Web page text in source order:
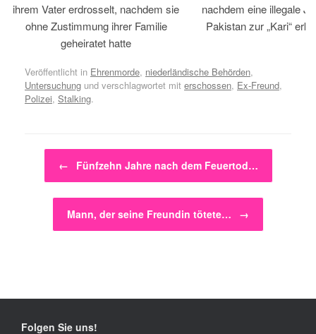
ihrem Vater erdrosselt, nachdem sie
ohne Zustimmung ihrer Familie
geheiratet hatte
nachdem eine illegale
Pakistan zur „Kari“
Veröffentlicht in Ehrenmorde, niederländische Behörden,
Untersuchung und verschlagwortet mit erschossen, Ex-Freund,
Polizei, Stalking.
Beitragsnavigation
← Fünfzehn Jahre nach dem Feuertod…
Mann, der seine Freundin tötete… →
Folgen Sie uns!